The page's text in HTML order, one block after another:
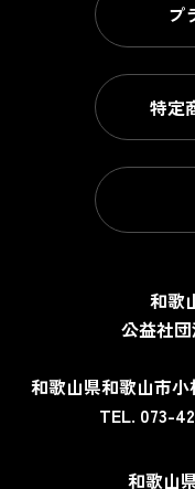
プ
特定
和歌
公益社
和歌山県和歌山市小
TEL. 073-
和歌山